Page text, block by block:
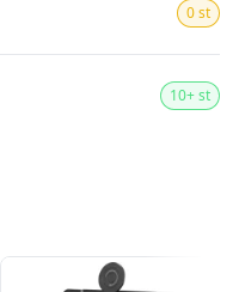
0 st
10+ st